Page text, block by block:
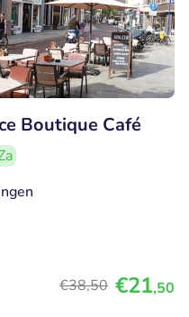
Boutique Café
€38,50 €21,50